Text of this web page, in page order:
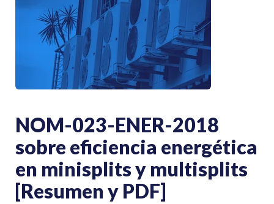
NOM-023-ENER-2018
sobre eficiencia energética
en minisplits y multisplits
[Resumen y PDF]